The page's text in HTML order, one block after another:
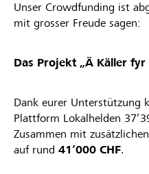
Unser Crowdfunding ist
mit grosser Freude sagen:
Das Projekt „Ä Käller
Dank eurer Unterstützung
Plattform Lokalhelden
Zusammen mit
auf rund 41’000 CHF.